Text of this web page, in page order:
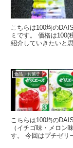
こちらは100均の
ミです。 価格は100(税抜)円です。 今回
紹介していきたいと
食品・お菓子
こちらは100均の
（イチゴ味・メロン
す。 今回はプチゼリーエース（イチゴ味・メロン味）をご紹介して